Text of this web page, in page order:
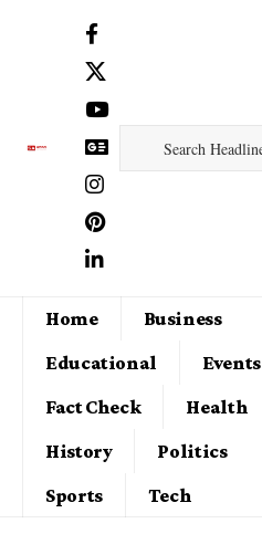
Home
Business
Educational
Events
Fact Check
Health
History
Politics
Sports
Tech